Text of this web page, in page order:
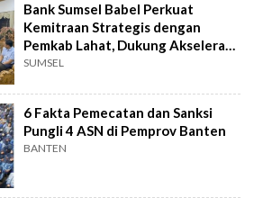
Bank Sumsel Babel Perkuat
Kemitraan Strategis dengan
Pemkab Lahat, Dukung Akselerasi
Ekonomi Daerah
SUMSEL
6 Fakta Pemecatan dan Sanksi
Pungli 4 ASN di Pemprov Banten
BANTEN